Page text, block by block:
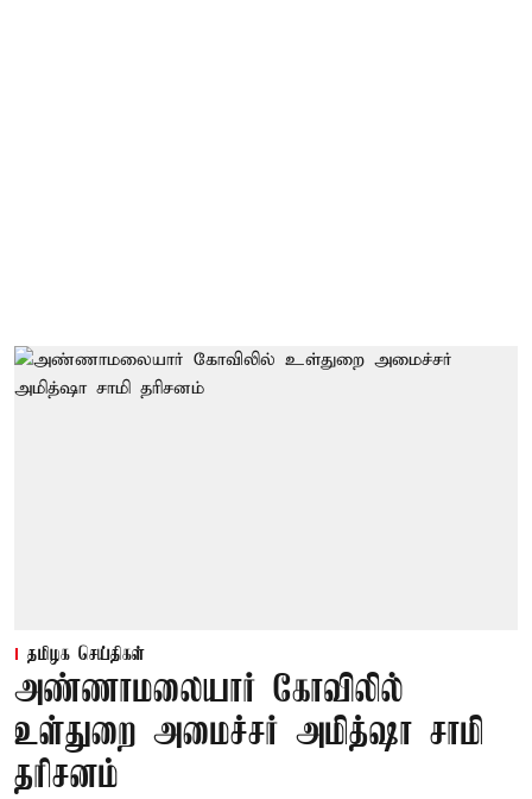
தமிழக செய்திகள்
அண்ணாமலையார் கோவிலில்
உள்துறை அமைச்சர் அமித்ஷா சாமி
தரிசனம்